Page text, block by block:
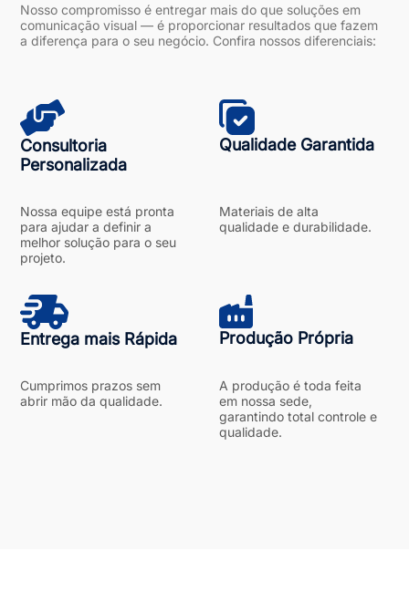
Nosso compromisso é entregar mais do que soluções em
comunicação visual — é proporcionar resultados que fazem
a diferença para o seu negócio. Confira nossos diferenciais:
Consultoria
Personalizada
Qualidade Garantida
Entrega mais Rápida Produção Própria
Nossa equipe está pronta
para ajudar a definir a
melhor solução para o seu
projeto.
Materiais de alta
qualidade e durabilidade.
Cumprimos prazos sem
abrir mão da qualidade.
A produção é toda feita
em nossa sede,
garantindo total controle e
qualidade.